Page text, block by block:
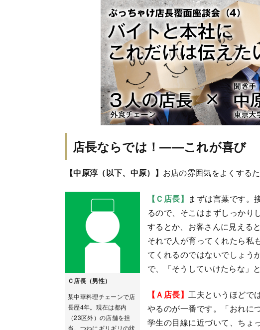
店長ならでは！――これが喜び
【中原淳（以下、中原）】 お店の雰囲気をよくする
Ｃ店長（男性）
某中華料理チェーンで店
長歴4年。現在は都内
（23区外）の店舗を担
当。つねにギリギリの状
【Ｃ店長】 まずは言葉です。
るので、そこはまずしっかり
するとか、お客さんに見える
それで人が育ってくれたら私
てくれるのではないでしょう
で、「そうしていけたらな」
【Ａ店長】工夫というほどで
やるのが一番です。「おれに
学生の目線に近づいて、ちょ